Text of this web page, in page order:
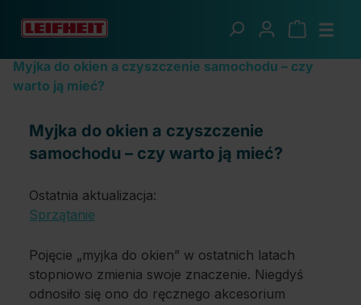
Przejdź do głównej zawartości
Myjka do okien a czyszczenie samochodu – czy
warto ją mieć?
Myjka do okien a czyszczenie
samochodu – czy warto ją mieć?
Ostatnia aktualizacja:
Sprzątanie
Pojęcie „myjka do okien” w ostatnich latach
stopniowo zmienia swoje znaczenie. Niegdyś
odnosiło się ono do ręcznego akcesorium